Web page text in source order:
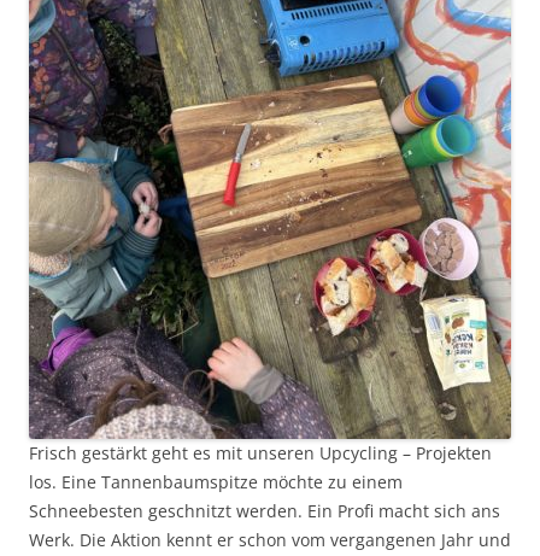
Frisch gestärkt geht es mit unseren Upcycling – Projekten
los. Eine Tannenbaumspitze möchte zu einem
Schneebesten geschnitzt werden. Ein Profi macht sich ans
Werk. Die Aktion kennt er schon vom vergangenen Jahr und